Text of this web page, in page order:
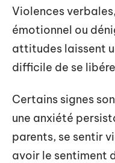
Violences
émotionnel ou
attitudes laissent
difficile de se
Certains signes
une anxiété
parents, se sentir
avoir le sentiment